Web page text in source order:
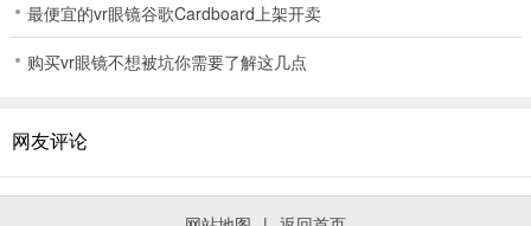
最便宜的vr眼镜谷歌Cardboard上架开卖
购买vr眼镜不想被坑你需要了解这几点
网友评论